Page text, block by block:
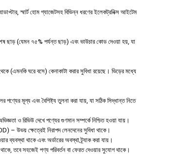
স্মার্ট হোম গ্যাজেটসহ বিভিন্ন ধরণের ইলেকট্রনিক্স আইটেম
ছাড় (যেমন ৭৫% পর্যন্ত ছাড়) এবং ভাউচার কোড দেওয়া হয়, যা
(এমনকি ঘরে বসে) কেনাকাটা করার সুবিধা রয়েছে। ভিড়ের মধ্যে
পণ্যের মূল্য এবং বৈশিষ্ট্য তুলনা করা যায়, যা সঠিক সিদ্ধান্ত নিতে
ও রিভিউ দেখে পণ্যের গুণমান সম্পর্কে নিশ্চিত হওয়া যায়।
– উভয় ক্ষেত্রেই নিরাপদ লেনদেনের সুবিধা থাকে।
ব্যবস্থা থাকে এবং অর্ডারের অবস্থা ট্র্যাক করা যায়।
তবে সহজেই পণ্য পরিবর্তন বা ফেরত দেওয়ার সুযোগ থাকে।